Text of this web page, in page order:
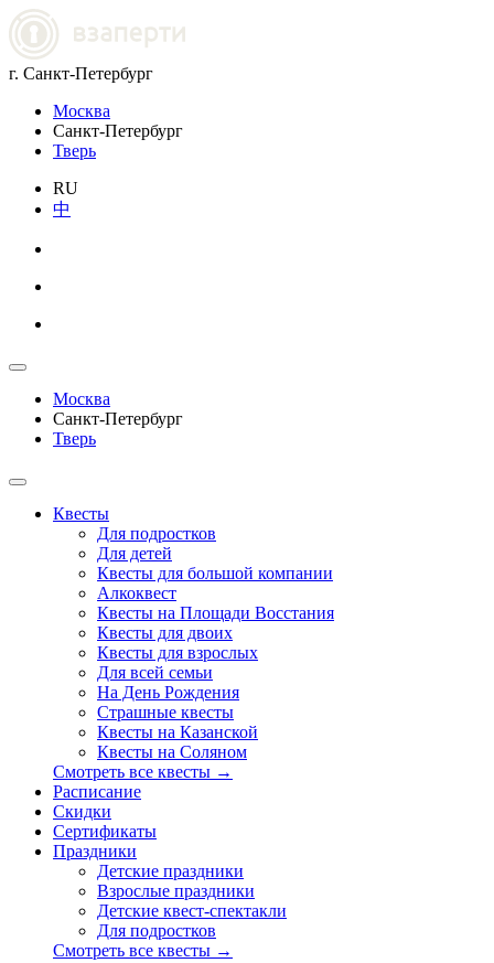
г. Санкт-Петербург
Москва
Санкт-Петербург
Тверь
RU
中
Москва
Санкт-Петербург
Тверь
Квесты
Для подростков
Для детей
Квесты для большой компании
Алкоквест
Квесты на Площади Восстания
Квесты для двоих
Квесты для взрослых
Для всей семьи
На День Рождения
Страшные квесты
Квесты на Казанской
Квесты на Соляном
Смотреть все квесты →
Расписание
Скидки
Сертификаты
Праздники
Детские праздники
Взрослые праздники
Детские квест-спектакли
Для подростков
Смотреть все квесты →